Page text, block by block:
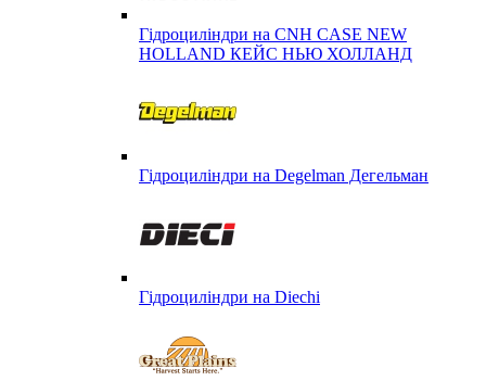
Гідроциліндри на CNH CASE NEW
HOLLAND КЕЙС НЬЮ ХОЛЛАНД
Гідроциліндри на Degelman Дегельман
Гідроциліндри на Diechi